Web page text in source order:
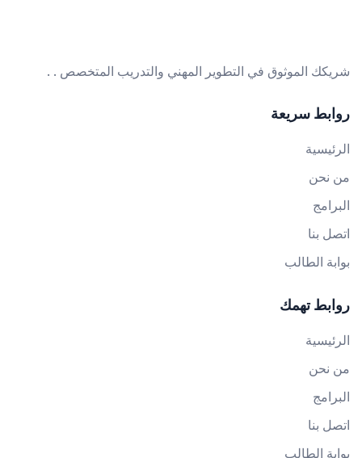
شريكك الموثوق في التطوير المهني والتدريب المتخصص . .
روابط سريعة
الرئيسية
من نحن
البرامج
اتصل بنا
بوابة الطالب
روابط تهمك
الرئيسية
من نحن
البرامج
اتصل بنا
بوابة الطالب